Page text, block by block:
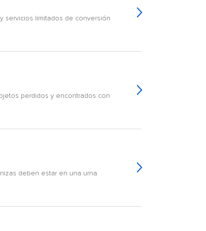
servicios limitados de conversión
perdidos y encontrados con
deben estar en una urna